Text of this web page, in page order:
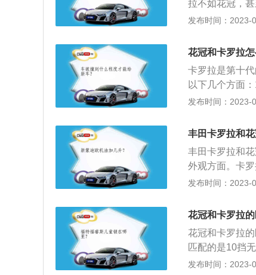
拉不如花冠，
车品质好，即
样。4、保养费
外形：卡罗拉
新款车，包括
其余完全一样。
发布时间：2023-
花冠和卡罗拉
卡罗拉是第十
以下几个方面
出前所未有的“
其所属系列下
490(mm)，轴
m)。4.空间方
发布时间：2023-
丰田卡罗拉和
丰田卡罗拉和
外观方面。卡
低”的态势，又
属系列下的最
40/1760/
距2600(mm)。
字方面。卡罗
发布时间：2023-
花冠和卡罗拉
花冠和卡罗拉
匹配的是10挡
1490mm，轴
发布时间：2023-